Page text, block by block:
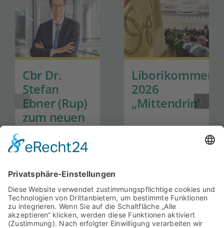
Cbr Dr.
Stefan
Ebner (Rup)
zum neuen
Generalsekretär
der Hanns-
Stiftung
ernannt
Liborikommers
2026
„Mittendrin“